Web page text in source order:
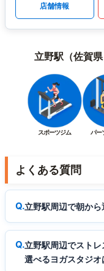
店舗情報
立野駅（佐賀
スポーツジム パー
よくある質問
立野駅周辺で朝か
立野駅周辺でスト
選べるヨガスタジオ